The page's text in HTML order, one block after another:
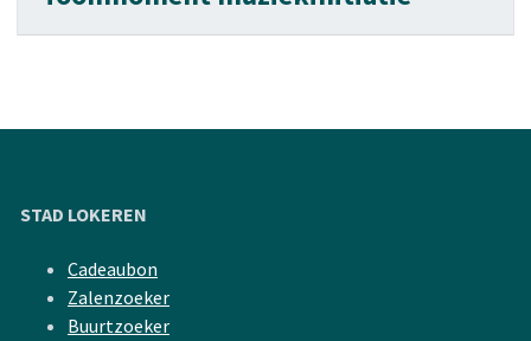
STAD LOKEREN
Cadeaubon
Zalenzoeker
Buurtzoeker